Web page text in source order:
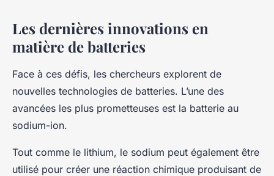
Les dernières innovations en
matière de batteries
Face à ces défis, les chercheurs explorent de
nouvelles technologies de batteries. L’une des
avancées les plus prometteuses est la batterie au
sodium-ion.
Tout comme le lithium, le sodium peut également être
utilisé pour créer une réaction chimique produisant de